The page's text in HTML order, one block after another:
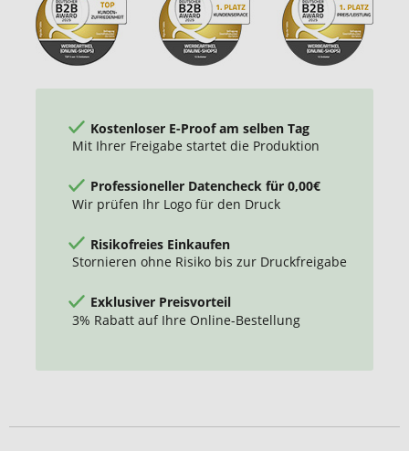
Kostenloser E-Proof am selben Tag
Mit Ihrer Freigabe startet die Produktion
Professioneller Datencheck für 0,00€
Wir prüfen Ihr Logo für den Druck
Risikofreies Einkaufen
Stornieren ohne Risiko bis zur Druckfreigabe
Exklusiver Preisvorteil
3% Rabatt auf Ihre Online-Bestellung